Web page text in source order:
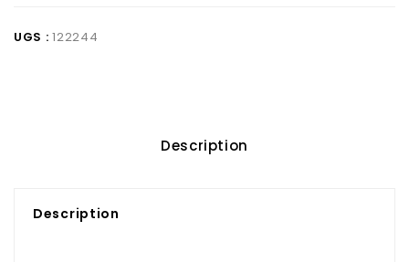
UGS :122244
Description
Description